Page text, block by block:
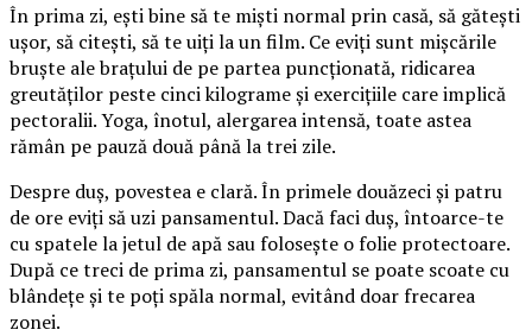
În prima zi, ești bine să te miști normal prin casă, să gătești
ușor, să citești, să te uiți la un film. Ce eviți sunt mișcările
bruște ale brațului de pe partea puncționată, ridicarea
greutăților peste cinci kilograme și exercițiile care implică
pectoralii. Yoga, înotul, alergarea intensă, toate astea
rămân pe pauză două până la trei zile.
Despre duș, povestea e clară. În primele douăzeci și patru
de ore eviți să uzi pansamentul. Dacă faci duș, întoarce-te
cu spatele la jetul de apă sau folosește o folie protectoare.
După ce treci de prima zi, pansamentul se poate scoate cu
blândețe și te poți spăla normal, evitând doar frecarea
zonei.